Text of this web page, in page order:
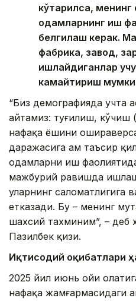
кўтарилса,
одамларнинг иш
белгилаш керак.
фабрика, завод,
ишлайдиганлар
камайтириш
“Биз демографияда учта
айтамиз: туғилиш, кўчиш
нафақа ёшини
даражасига ҳам таъсир
одамларни иш
мажбурий равишда
уларнинг саломатлигига
етказади. Бу – менинг
шахсий тахминим”, – деб
Пазилбек қизи.
Иқтисодий оқибатлари
2025 йил июнь ойи
нафақа жамғармасидаги